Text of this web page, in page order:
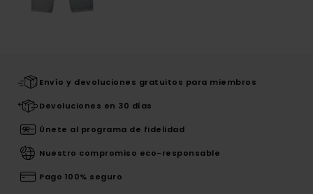
Envío y devoluciones gratuitos para miembros
Devoluciones en 30 días
Únete al programa de fidelidad
Nuestro compromiso eco-responsable
Pago 100% seguro